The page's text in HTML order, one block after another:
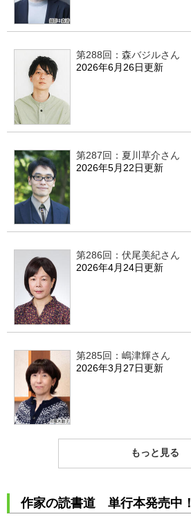
第288回：森バジルさん
2026年6月26日更新
第287回：夏川草介さん
2026年5月22日更新
第286回：伏尾美紀さん
2026年4月24日更新
第285回：嶋津輝さん
2026年3月27日更新
もっと見る
作家の読書道 単行本発売中！